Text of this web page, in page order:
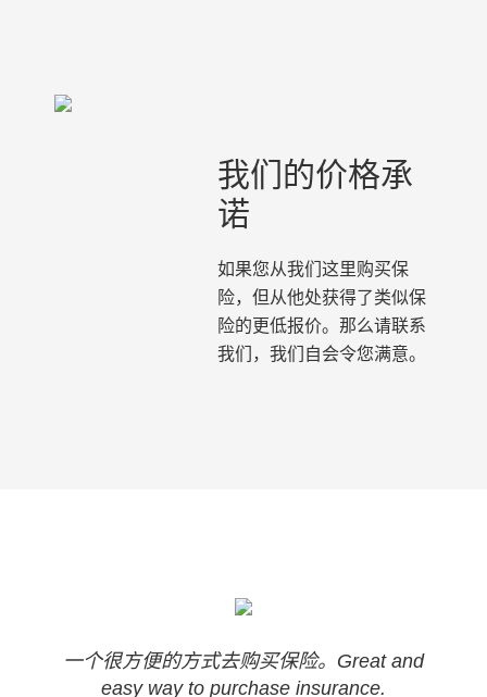
我们的价格承
诺
如果您从我们这里购买保
险，但从他处获得了类似保
险的更低报价。那么请联系
我们，我们自会令您满意。
一个很方便的方式去购买保险。Great and
easy way to purchase insurance.